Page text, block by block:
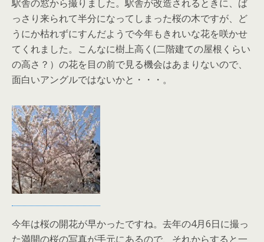
駅舎の窓から撮りました。駅舎が改造されるときに、ば
っさり来られて半分になってしまった桜の木ですが、ど
うにか枯れずにすんだようで今年もきれいな花を咲かせ
てくれました。こんなに樹上高く(二階建ての屋根くらい
の高さ？）の花を目の前で見る機会はあまりないので、
面白いアングルではないかと・・・。
今年は桜の開花が早かったですね。去年の4月6日に撮っ
た満開の桜の写真が手元にあるので、それからすると一